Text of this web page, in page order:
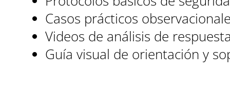
Casos prácticos
Videos de análisis de
Guía visual de orientación y